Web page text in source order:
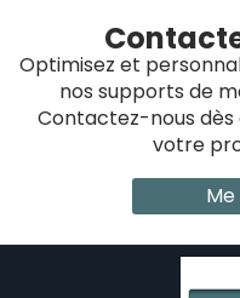
Optimisez et
nos supports de
Contactez-nous dès
votre